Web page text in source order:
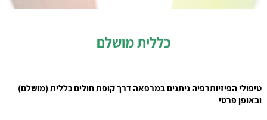
כללית מושלם
טיפולי הפיזיותרפיה ניתנים במרפאה דרך קופת חולים כללית (מושלם)
ובאופן פרטי